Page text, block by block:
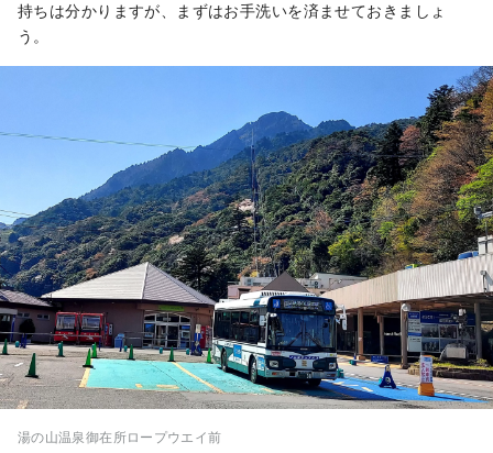
持ちは分かりますが、まずはお手洗いを済ませておきましょ
う。
湯の山温泉御在所ロープウエイ前